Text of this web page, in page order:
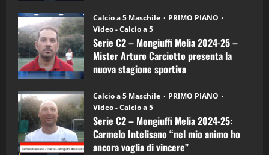
Calcio a 5 Maschile
PRIMO PIANO
Video - Calcio a 5
Serie C2 – Mongiuffi Melia 2024-25 –
Mister Arturo Carciotto presenta la
nuova stagione sportiva
Calcio a 5 Maschile
PRIMO PIANO
Video - Calcio a 5
Serie C2 – Mongiuffi Melia 2024-25:
Carmelo Intelisano “nel mio animo ho
ancora voglia di vincere”
5
“SportEmpire” in Podcast: 26^ Puntata
(Martedi 07 Aprile 2026)
08/04/2026
1
“SportEmpire” in Podcast: 30^ Puntata
(Martedi 05 Maggio 2026)
08/05/2026